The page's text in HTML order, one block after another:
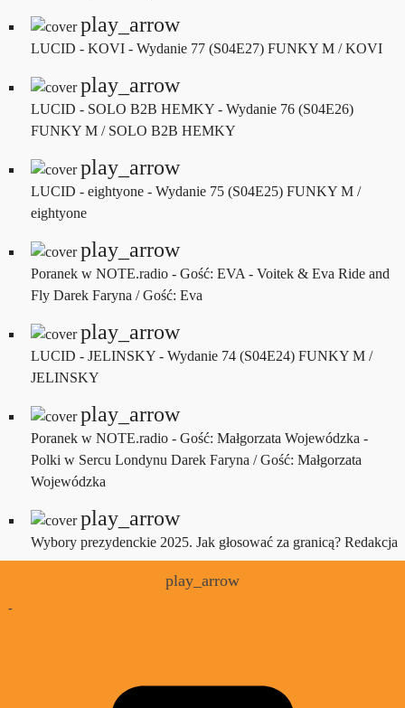
play_arrow
LUCID - KOVI - Wydanie 77 (S04E27) FUNKY M / KOVI
play_arrow
LUCID - SOLO B2B HEMKY - Wydanie 76 (S04E26)
FUNKY M / SOLO B2B HEMKY
play_arrow
LUCID - eightyone - Wydanie 75 (S04E25) FUNKY M /
eightyone
play_arrow
Poranek w NOTE.radio - Gość: EVA - Voitek & Eva Ride and
Fly Darek Faryna / Gość: Eva
play_arrow
LUCID - JELINSKY - Wydanie 74 (S04E24) FUNKY M /
JELINSKY
play_arrow
Poranek w NOTE.radio - Gość: Małgorzata Wojewódzka -
Polki w Sercu Londynu Darek Faryna / Gość: Małgorzata
Wojewódzka
play_arrow
Wybory prezydenckie 2025. Jak głosować za granicą? Redakcja
play_arrow
-